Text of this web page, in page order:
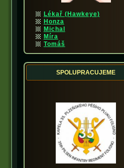
Lékař (Hawkeye)
Honza
Michal
Míra
Tomáš
SPOLUPRACUJEME